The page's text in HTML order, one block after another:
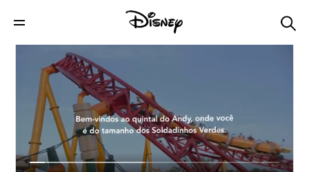
Passeio virtual pela Slinky Dog Dash